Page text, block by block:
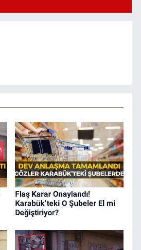
Flaş Karar Onaylandı!
Karabük’teki O Şubeler El mi
Değiştiriyor?